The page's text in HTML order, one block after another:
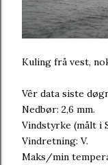
Kuling frå vest,
Vêr data siste
Nedbør: 2,6 mm.
Vindstyrke (målt i
Vindretning: V.
Maks/min